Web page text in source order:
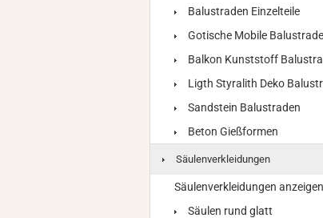
Balustraden Einzelteile
Gotische Mobile Balustrade
Balkon Kunststoff
Ligth Styralith Deko
Sandstein Balustraden
Beton Gießformen
Säulenverkleidungen
Säulenverkleidungen anzeigen
Säulen rund glatt